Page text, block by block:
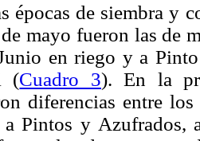
épocas de siembra y
mayo fueron las de
en riego y a
(Cuadro 3). En la
diferencias entre
a Pintos y Azufrados,